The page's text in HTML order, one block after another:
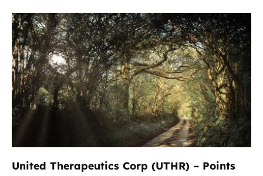
United Therapeutics Corp (UTHR) – Points